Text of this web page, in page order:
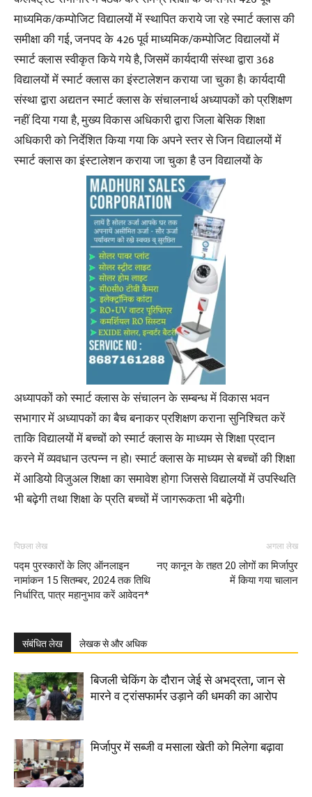
माध्यमिक/कम्पोजिट विद्यालयों में स्थापित कराये जा रहे स्मार्ट क्लास की
समीक्षा की गई, जनपद के 426 पूर्व माध्यमिक/कम्पोजिट विद्यालयों में
स्मार्ट क्लास स्वीकृत किये गये है, जिसमें कार्यदायी संस्था द्वारा 368
विद्यालयों में स्मार्ट क्लास का इंस्टालेशन कराया जा चुका है। कार्यदायी
संस्था द्वारा अद्यतन स्मार्ट क्लास के संचालनार्थ अध्यापकों को प्रशिक्षण
नहीं दिया गया है, मुख्य विकास अधिकारी द्वारा जिला बेसिक शिक्षा
अधिकारी को निर्देशित किया गया कि अपने स्तर से जिन विद्यालयों में
स्मार्ट क्लास का इंस्टालेशन कराया जा चुका है उन विद्यालयों के
अध्यापकों को स्मार्ट क्लास के संचालन के सम्बन्ध में विकास भवन
सभागार में अध्यापकों का बैच बनाकर प्रशिक्षण कराना सुनिश्चित करें
ताकि विद्यालयों में बच्चों को स्मार्ट क्लास के माध्यम से शिक्षा प्रदान
करने में व्यवधान उत्पन्न न हो। स्मार्ट क्लास के माध्यम से बच्चों की शिक्षा
में आडियो विजुअल शिक्षा का समावेश होगा जिससे विद्यालयों में उपस्थिति
भी बढ़ेगी तथा शिक्षा के प्रति बच्चों में जागरूकता भी बढ़ेगी।
पिछला लेख
पद्म पुरस्कारों के लिए ऑनलाइन
नामांकन 15 सितम्बर, 2024 तक तिथि
निर्धारित, पात्र महानुभाव करें आवेदन*
अगला लेख
नए कानून के तहत 20 लोगों का मिर्जापुर
में किया गया चालान
संबंधित लेख लेखक से और अधिक
बिजली चेकिंग के दौरान जेई से अभद्रता, जान से
मारने व ट्रांसफार्मर उड़ाने की धमकी का आरोप
मिर्जापुर में सब्जी व मसाला खेती को मिलेगा बढ़ावा